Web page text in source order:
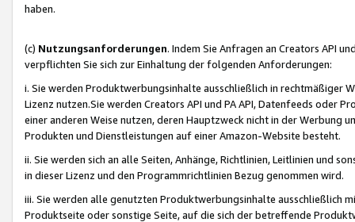
haben.
(c) Nutzungsanforderungen. Indem Sie Anfragen an Creators API
verpflichten Sie sich zur Einhaltung der folgenden Anforderungen:
i. Sie werden Produktwerbungsinhalte ausschließlich in rechtmäßiger
Lizenz nutzen.Sie werden Creators API und PA API, Datenfeeds oder
einer anderen Weise nutzen, deren Hauptzweck nicht in der Werbung
Produkten und Dienstleistungen auf einer Amazon-Website besteht.
ii. Sie werden sich an alle Seiten, Anhänge, Richtlinien, Leitlinien und
in dieser Lizenz und den Programmrichtlinien Bezug genommen wird.
iii. Sie werden alle genutzten Produktwerbungsinhalte ausschließlich
Produktseite oder sonstige Seite, auf die sich der betreffende